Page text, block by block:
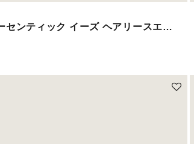
センティック イーズ ヘアリースエー